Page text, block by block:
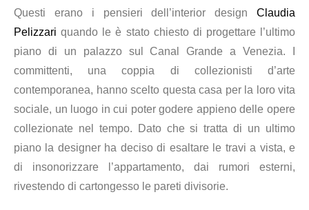
Questi erano i pensieri dell’interior design Claudia
Pelizzari quando le è stato chiesto di progettare l’ultimo
piano di un palazzo sul Canal Grande a Venezia. I
committenti, una coppia di collezionisti d’arte
contemporanea, hanno scelto questa casa per la loro vita
sociale, un luogo in cui poter godere appieno delle opere
collezionate nel tempo. Dato che si tratta di un ultimo
piano la designer ha deciso di esaltare le travi a vista, e
di insonorizzare l’appartamento, dai rumori esterni,
rivestendo di cartongesso le pareti divisorie.